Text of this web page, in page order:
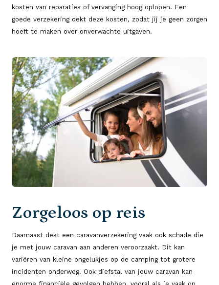
kosten van reparaties of vervanging hoog oplopen. Een
goede verzekering dekt deze kosten, zodat jij je geen zorgen
hoeft te maken over onverwachte uitgaven.
Zorgeloos op reis
Daarnaast dekt een caravanverzekering vaak ook schade die
je met jouw caravan aan anderen veroorzaakt. Dit kan
variëren van kleine ongelukjes op de camping tot grotere
incidenten onderweg. Ook diefstal van jouw caravan kan